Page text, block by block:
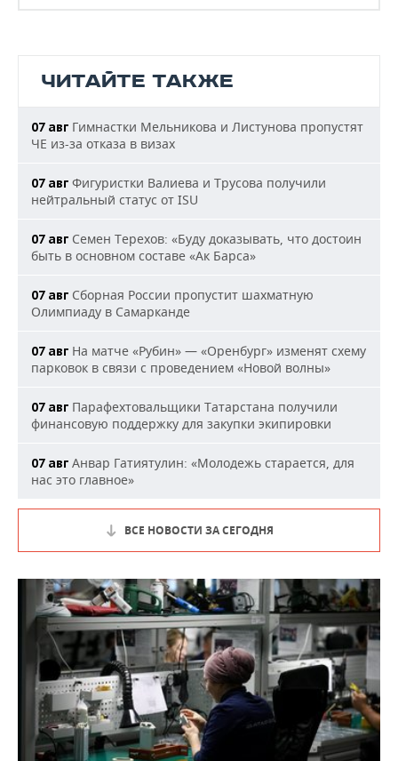
ЧИТАЙТЕ ТАКЖЕ
07 авг Гимнастки Мельникова и Листунова пропустят
ЧЕ из-за отказа в визах
07 авг Фигуристки Валиева и Трусова получили
нейтральный статус от ISU
07 авг Семен Терехов: «Буду доказывать, что достоин
быть в основном составе «Ак Барса»
07 авг Сборная России пропустит шахматную
Олимпиаду в Самарканде
07 авг На матче «Рубин» — «Оренбург» изменят схему
парковок в связи с проведением «Новой волны»
07 авг Парафехтовальщики Татарстана получили
финансовую поддержку для закупки экипировки
07 авг Анвар Гатиятулин: «Молодежь старается, для
нас это главное»
ВСЕ НОВОСТИ ЗА СЕГОДНЯ